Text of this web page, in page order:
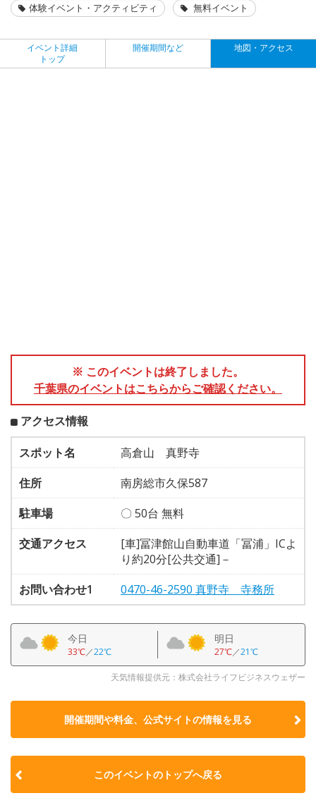
体験イベント・アクティビティ 無料イベント
イベント詳細
トップ
開催期間など 地図・アクセス
※ このイベントは終了しました。
千葉県のイベントはこちらからご確認ください。
アクセス情報
スポット名
高倉山 真野寺
住所
南房総市久保587
駐車場
〇 50台 無料
交通アクセス
[車]冨津館山自動車道「冨浦」ICよ
り約20分[公共交通]－
お問い合わせ1
0470-46-2590 真野寺 寺務所
今日
33℃／22℃
明日
27℃／21℃
天気情報提供元：株式会社ライフビジネスウェザー
開催期間や料金、公式サイトの情報を見る
このイベントのトップへ戻る